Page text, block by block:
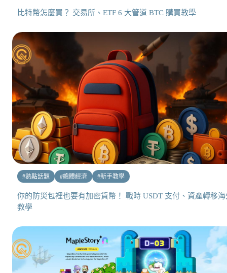
比特幣怎麼買？ 交易所、ETF 6 大管道 BTC 購買教學
#熱點話題 #總體經濟 #新手教學
你的防災包裡也要有加密貨幣！ 戰時 USDT 支付、資產轉移海
教學